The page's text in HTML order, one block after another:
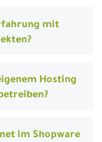
mit
Hosting
im Shopware